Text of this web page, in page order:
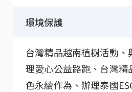
環境保護
台灣精品越南植樹活動
理愛心公益路跑、台灣精
色永續作為、辦理泰國